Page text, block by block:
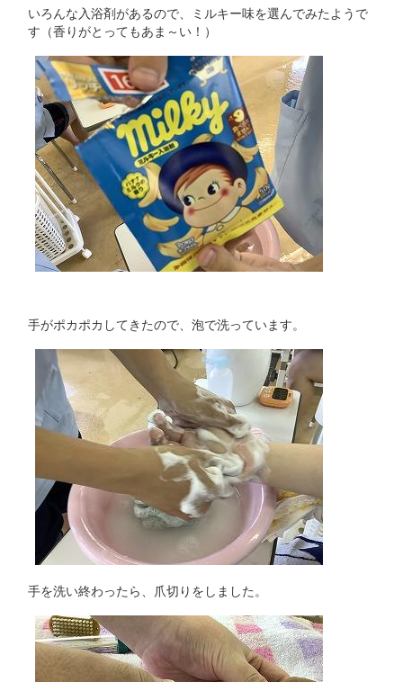
いろんな入浴剤があるので、ミルキー味を選んでみたようで
す（香りがとってもあま～い！）
手がポカポカしてきたので、泡で洗っています。
手を洗い終わったら、爪切りをしました。